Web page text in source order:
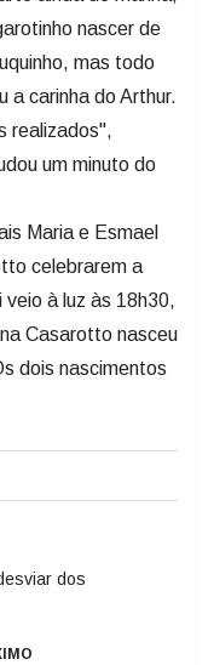
nascer de
mas todo
a carinha do Arthur.
realizados",
um minuto do
Maria e Esmael
celebrarem a
veio à luz às 18h30,
Casarotto nasceu
dois nascimentos
dos